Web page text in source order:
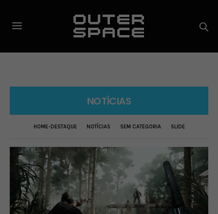
NOTÍCIAS
HOME-DESTAQUE NOTÍCIAS SEM CATEGORIA SLIDE